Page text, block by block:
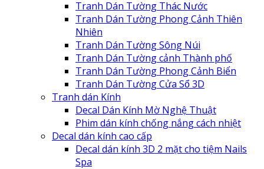
Tranh Dán Tường Thác Nước
Tranh Dán Tường Phong Cảnh Thiên
Nhiên
Tranh Dán Tường Sông Núi
Tranh Dán Tường cảnh Thành phố
Tranh Dán Tường Phong Cảnh Biển
Tranh Dán Tường Cửa Sổ 3D
Tranh dán Kính
Decal Dán Kính Mờ Nghệ Thuật
Phim dán kính chống nắng cách nhiệt
Decal dán kính cao cấp
Decal dán kính 3D 2 mặt cho tiệm Nails
Spa